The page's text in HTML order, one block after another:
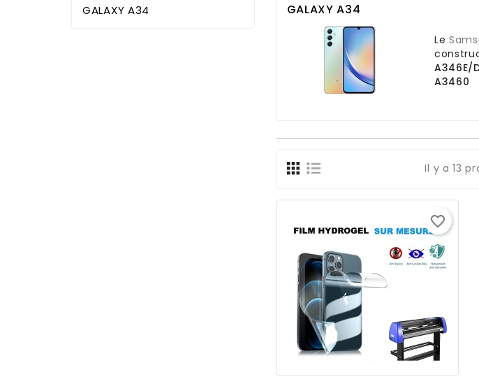
GALAXY A34 GALAXY A34
Le
A346E/
A3460
Il y a 13
favorite_border